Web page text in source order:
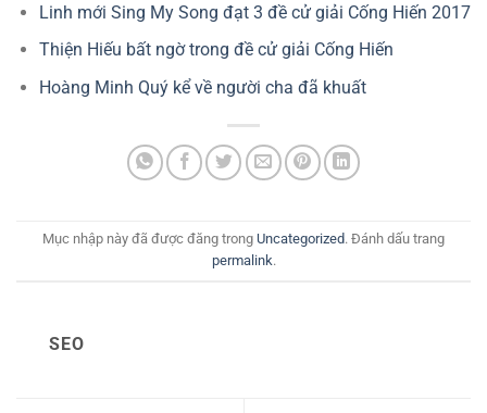
Linh mới Sing My Song đạt 3 đề cử giải Cống Hiến 2017
Thiện Hiếu bất ngờ trong đề cử giải Cống Hiến
Hoàng Minh Quý kể về người cha đã khuất
Mục nhập này đã được đăng trong Uncategorized. Đánh dấu trang
permalink.
SEO